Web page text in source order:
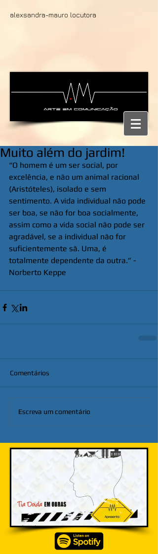
alexsandra-mauro locutora
Muito além do jardim!
“O homem é um ser social, por
excelência, e não um animal racional
(Aristóteles), isolado e sem
sentimento. A vida individual não pode
ser boa, se não for boa socialmente,
assim como a vida social não pode ser
agradável, se a individual não for
suficientemente sã. Uma, é
totalmente dependente da outra.” -
Norberto Keppe
Comentários
Escreva um comentário